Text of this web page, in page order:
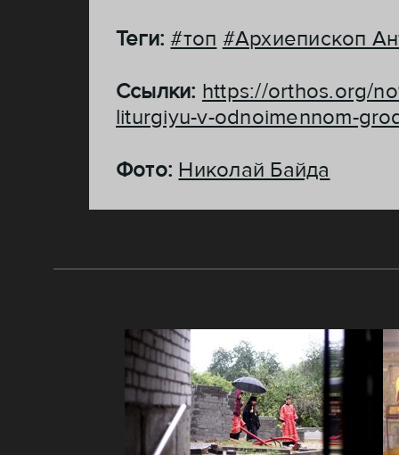
Теги:#топ #Архиепископ
Ссылки: https://orthos.org/
liturgiyu-v-odnoimennom-
Фото: Николай Байда